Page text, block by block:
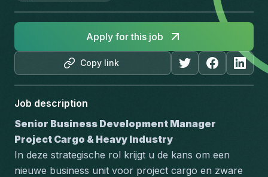
Copy link
Apply for this job
Job description
Senior Business Development Manager
Project Cargo & Heavy Industry
In deze strategische rol krijgt u de kans om een
nieuwe business unit voor project cargo en zware